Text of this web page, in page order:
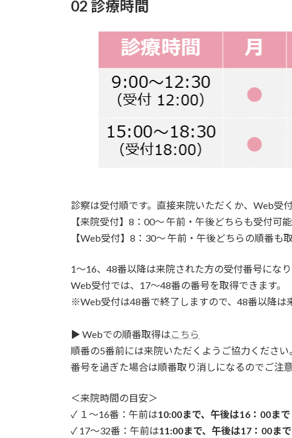
02 診療時間
診察は受付順です。直接来院いただくか、Web受付
【来院受付】8：00～ 午前・午後どちらも受付可能
【Web受付】8：30～ 午前・午後どちらの順番も
1～16、48番以降は来院された方の受付番号になり
Web受付では、17～48番の番号を取得できます。
※Web受付は48番で終了しますので、48番以降は
▶ Webでの順番取得は こちら
順番の5番前には来院いただくようご協力ください
番号を過ぎた場合は順番取り消しになるのでご注意
＜来院時間の目安＞
✓ １～16番：午前は10:00まで、午後は16：00まで
✓ 17～32番：午前は11:00まで、午後は17：00まで